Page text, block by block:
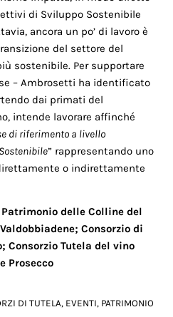
di Sviluppo Sostenibile
ancora un po’ di lavoro è
del settore del
sostenibile. Per supportare
– Ambrosetti ha identificato
dai primati del
intende lavorare affinché
di riferimento a livello
” rappresentando uno
o indirettamente
delle Colline del
Consorzio di
Consorzio Tutela del vino
Prosecco
DI TUTELA, EVENTI, PATRIMONIO